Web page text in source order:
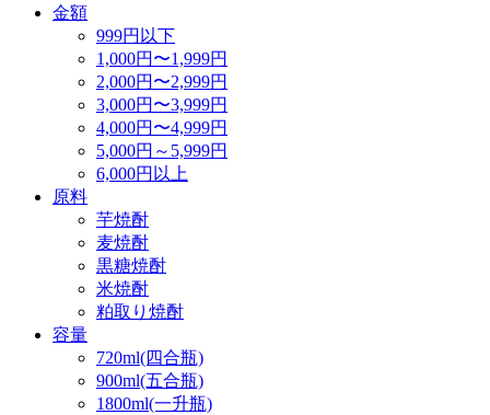
金額
999円以下
1,000円〜1,999円
2,000円〜2,999円
3,000円〜3,999円
4,000円〜4,999円
5,000円～5,999円
6,000円以上
原料
芋焼酎
麦焼酎
黒糖焼酎
米焼酎
粕取り焼酎
容量
720ml(四合瓶)
900ml(五合瓶)
1800ml(一升瓶)